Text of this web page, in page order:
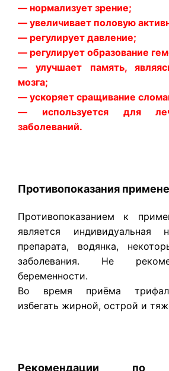
— нормализует зрение;
— увеличивает половую
— регулирует давление;
— регулирует образование
— улучшает память,
мозга;
— ускоряет сращивание
— используется для
заболеваний.
Противопоказания
Противопоказанием к
является индивидуальная
препарата, водянка,
заболевания. Не
беременности.
Во время приёма
избегать жирной, острой и
Рекомендации по